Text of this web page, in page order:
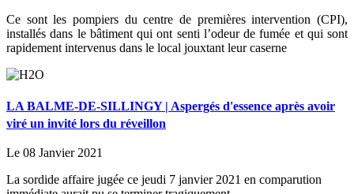
Ce sont les pompiers du centre de premières intervention (CPI),
installés dans le bâtiment qui ont senti l’odeur de fumée et qui sont
rapidement intervenus dans le local jouxtant leur caserne
LA BALME-DE-SILLINGY | Aspergés d'essence après avoir
viré un invité lors du réveillon
Le 08 Janvier 2021
La sordide affaire jugée ce jeudi 7 janvier 2021 en comparution